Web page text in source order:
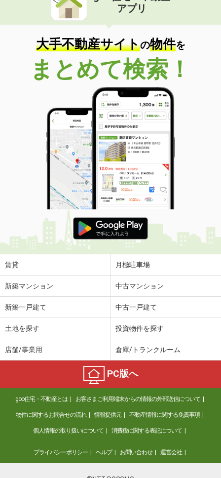
アプリ
大手不動産サイトの物件を
まとめて検索！
賃貸 月極駐車場
新築マンション 中古マンション
新築一戸建て 中古一戸建て
土地を探す 投資物件を探す
店舗/事業用 倉庫/トランクルーム
PC版へ
goo住宅・不動産とは お客さまご利用端末からの情報の外部送信について
物件に関するお問合せの流れ 情報提供元 不動産情報に関する免責事項
個人情報の取り扱いについて 消費税に関する表記について
プライバシーポリシー ヘルプ お問い合わせ 運営会社